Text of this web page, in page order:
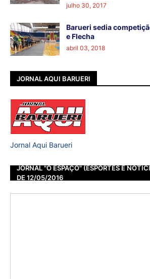
julho 30, 2017
Barueri sedia
e Flecha
abril 03, 2018
JORNAL AQUI BARUERI
Jornal Aqui Barueri
JORNAL "O ESPAÇO" (ESPORTES E
DE 12/05/2016